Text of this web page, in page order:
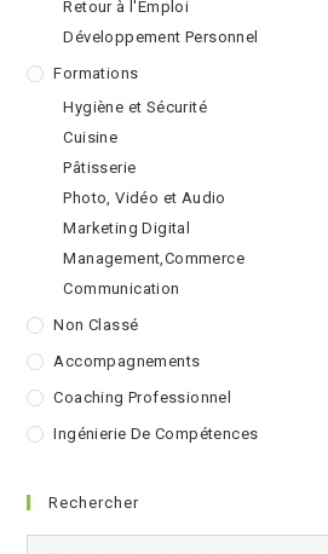
Retour à l'Emploi
Développement Personnel
Formations
Hygiène et Sécurité
Cuisine
Pâtisserie
Photo, Vidéo et Audio
Marketing Digital
Management,Commerce
Communication
Non Classé
Accompagnements
Coaching Professionnel
Ingénierie De Compétences
Rechercher